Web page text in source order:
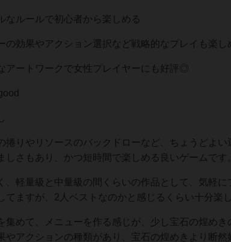
なルールで初心者から楽しめる
の効果やアクション選択など戦略的なプレイも楽し
アートワークで女性プレイヤーにも好評◎
捲りやリソースのバックドローなど、ちょうどよ
しさもあり、かつ短時間で楽しめる良いゲームです
、軽量級と中量級の間くらいの作品として、気軽
てますが、2人ベストなのかと感じるくらい十分楽し
集めて、メニューを作る感じが、少し宝石の煌め
やアクションの種類があり、宝石の煌めきより断然